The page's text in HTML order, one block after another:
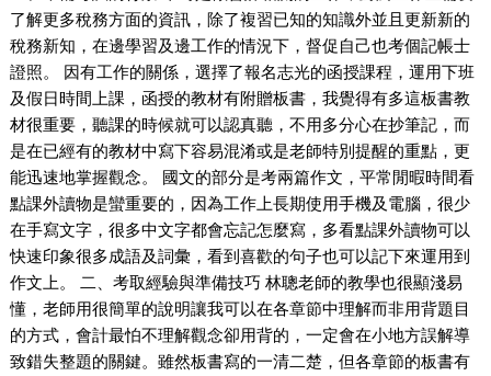
了解更多稅務方面的資訊，除了複習已知的知識外並且更新新的
稅務新知，在邊學習及邊工作的情況下，督促自己也考個記帳士
證照。 因有工作的關係，選擇了報名志光的函授課程，運用下班
及假日時間上課，函授的教材有附贈板書，我覺得有多這板書教
材很重要，聽課的時候就可以認真聽，不用多分心在抄筆記，而
是在已經有的教材中寫下容易混淆或是老師特別提醒的重點，更
能迅速地掌握觀念。 國文的部分是考兩篇作文，平常閒暇時間看
點課外讀物是蠻重要的，因為工作上長期使用手機及電腦，很少
在手寫文字，很多中文字都會忘記怎麼寫，多看點課外讀物可以
快速印象很多成語及詞彙，看到喜歡的句子也可以記下來運用到
作文上。 二、考取經驗與準備技巧 林聰老師的教學也很顯淺易
懂，老師用很簡單的說明讓我可以在各章節中理解而非用背題目
的方式，會計最怕不理解觀念卻用背的，一定會在小地方誤解導
致錯失整題的關鍵。雖然板書寫的一清二楚，但各章節的板書有